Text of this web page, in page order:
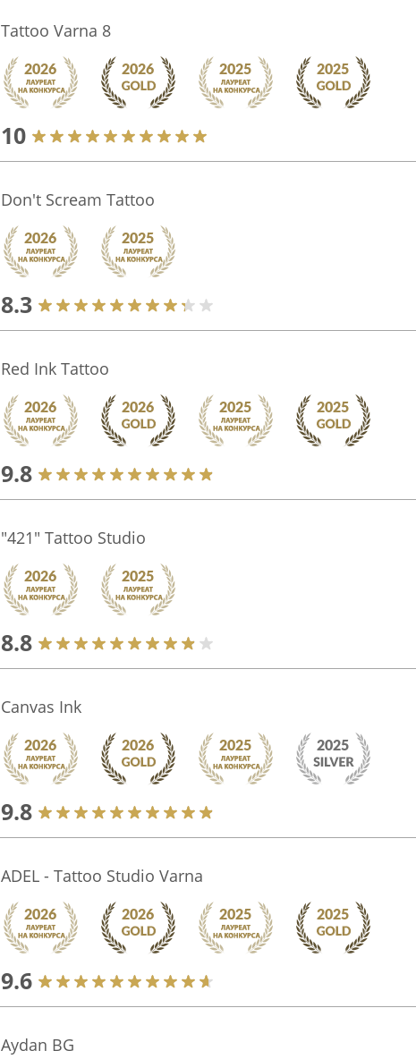
Tattoo Varna 8
10
Don't Scream Tattoo
8.3
Red Ink Tattoo
9.8
"421" Tattoo Studio
8.8
Canvas Ink
9.8
ADEL - Tattoo Studio Varna
9.6
Aydan BG